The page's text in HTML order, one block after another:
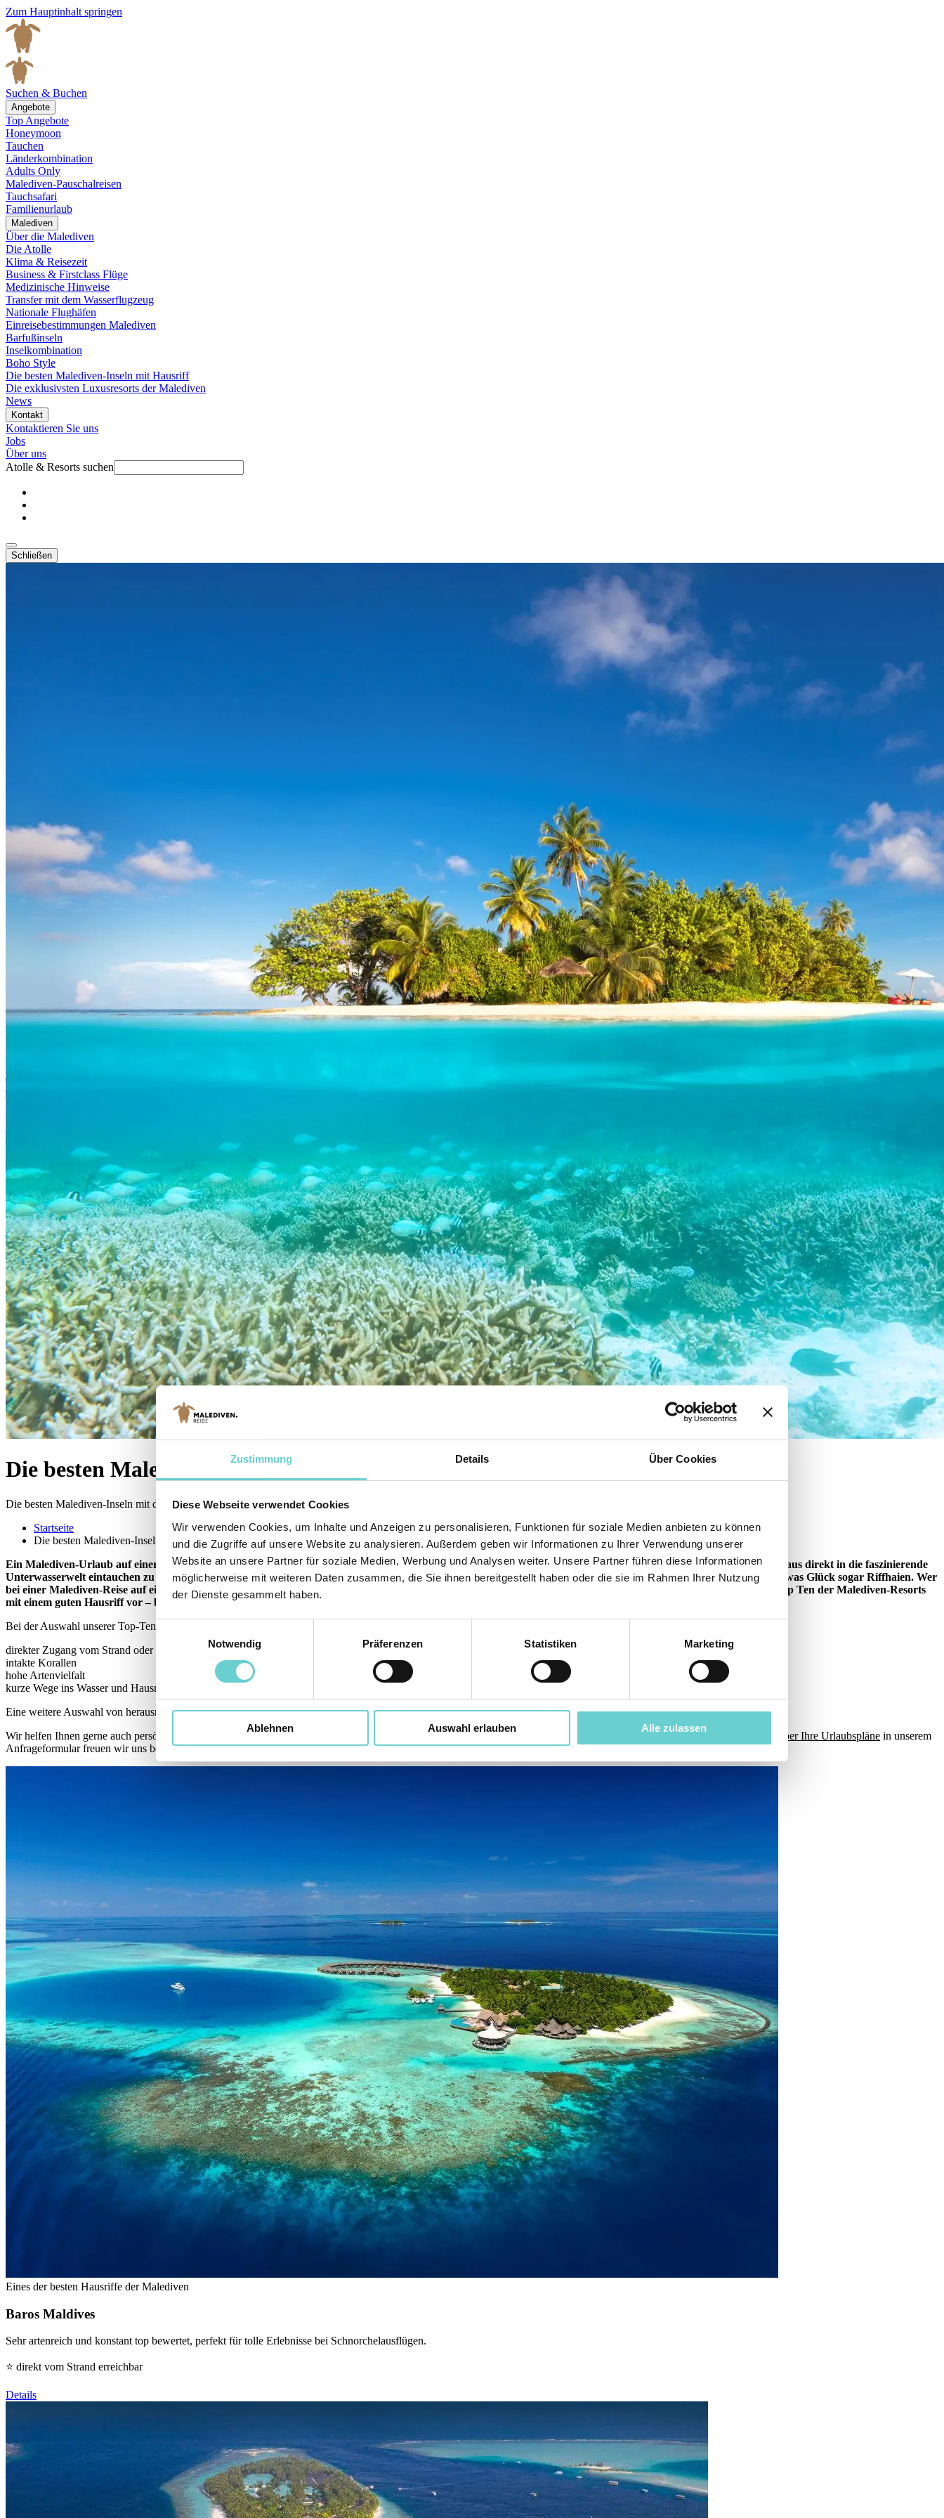
Zustimmung Details Über Cookies
Diese Webseite verwendet Cookies
Wir verwenden Cookies, um Inhalte und Anzeigen zu personalisieren, Funktionen für soziale Medien anbieten zu können
und die Zugriffe auf unsere Website zu analysieren. Außerdem geben wir Informationen zu Ihrer Verwendung unserer
Website an unsere Partner für soziale Medien, Werbung und Analysen weiter. Unsere Partner führen diese Informationen
möglicherweise mit weiteren Daten zusammen, die Sie ihnen bereitgestellt haben oder die sie im Rahmen Ihrer Nutzung
der Dienste gesammelt haben.
Einwilligungsauswahl
Notwendig
Präferenzen Statistiken Marketing
Ablehnen Auswahl erlauben Alle zulassen
Zum Hauptinhalt springen
Suchen & Buchen
Angebote
Top Angebote
Honeymoon
Tauchen
Länderkombination
Adults Only
Malediven-Pauschalreisen
Tauchsafari
Familienurlaub
Malediven
Über die Malediven
Die Atolle
Klima & Reisezeit
Business & Firstclass Flüge
Medizinische Hinweise
Transfer mit dem Wasserflugzeug
Nationale Flughäfen
Einreisebestimmungen Malediven
Barfußinseln
Inselkombination
Boho Style
Die besten Malediven-Inseln mit Hausriff
Die exklusivsten Luxusresorts der Malediven
News
Kontakt
Kontaktieren Sie uns
Jobs
Über uns
Atolle & Resorts suchen
Schließen
Die besten Malediven-Inseln mit Hausriff
Die besten Malediven-Inseln mit direkt erreichbarem Hausriff
Startseite
Die besten Malediven-Inseln mit Hausriff
Ein Malediven-Urlaub auf einer Insel mit einem guten Hausriff ist für viele Reisende ein absolutes Highlight. Denn nichts ist beeindruckender, als direkt vom Strand aus direkt in die faszinierende
Unterwasserwelt eintauchen zu können. In ihr zeigt sich der ganze Zauber der Malediven, von bunten Korallen über tropische Fische bis zu Schildkröten und mit etwas Glück sogar Riffhaien. Wer
bei einer Malediven-Reise auf ein gutes Hausriff und schöne Schnorchel-Erlebnisse wert legt, hat allerdings auch die Qual der Wahl. Hier stellen wir Ihnen unsere Top Ten der Malediven-Resorts
mit einem guten Hausriff vor – basierend auf unseren Reise-Erfahrungen auf den Malediven.
Bei der Auswahl unserer Top-Ten der schönsten Hausriffe auf den Malediven fanden wir wichtig:
direkter Zugang vom Strand oder eigenen Wasservilla aus
intakte Korallen
hohe Artenvielfalt
kurze Wege ins Wasser und Hausriff
Eine weitere Auswahl von herausragenden Riffen, finden Sie in unserem Blogbeitrag:Magisches Hausriff nur wenige Meter von der Küste entfernt
Wir helfen Ihnen gerne auch persönlich dabei, die richtige Insel für einen Malediven-Urlaub zu finden. Schreiben Sie uns gerne an
post@malediven.reise, über erste Hinweise über Ihre Urlaubspläne in unserem
Anfrageformular freuen wir uns besonders.
Eines der besten Hausriffe der Malediven
Baros Maldives
Sehr artenreich und konstant top bewertet, perfekt für tolle Erlebnisse bei Schnorchelausflügen.
⭐ direkt vom Strand erreichbar
Details